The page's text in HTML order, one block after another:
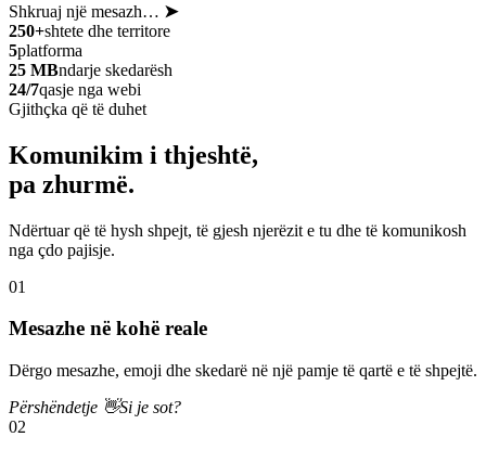
Shkruaj një mesazh… ➤
250+shtete dhe territore
5platforma
25 MBndarje skedarësh
24/7qasje nga webi
Gjithçka që të duhet
Komunikim i thjeshtë,
pa zhurmë.
Ndërtuar që të hysh shpejt, të gjesh njerëzit e tu dhe të komunikosh
nga çdo pajisje.
01
Mesazhe në kohë reale
Dërgo mesazhe, emoji dhe skedarë në një pamje të qartë e të shpejtë.
Përshëndetje 👋Si je sot?
02